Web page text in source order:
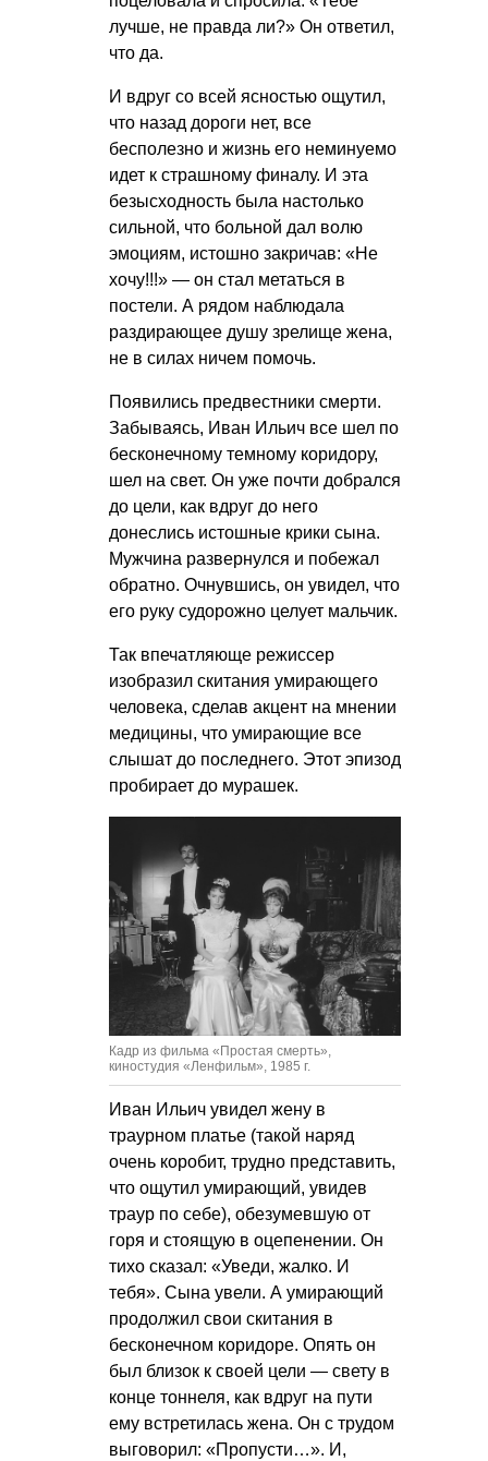
лучше, не правда ли?» Он ответил,
что да.
И вдруг со всей ясностью ощутил,
что назад дороги нет, все
бесполезно и жизнь его неминуемо
идет к страшному финалу. И эта
безысходность была настолько
сильной, что больной дал волю
эмоциям, истошно закричав: «Не
хочу!!!» — он стал метаться в
постели. А рядом наблюдала
раздирающее душу зрелище жена,
не в силах ничем помочь.
Появились предвестники смерти.
Забываясь, Иван Ильич все шел по
бесконечному темному коридору,
шел на свет. Он уже почти добрался
до цели, как вдруг до него
донеслись истошные крики сына.
Мужчина развернулся и побежал
обратно. Очнувшись, он увидел, что
его руку судорожно целует мальчик.
Так впечатляюще режиссер
изобразил скитания умирающего
человека, сделав акцент на мнении
медицины, что умирающие все
слышат до последнего. Этот эпизод
пробирает до мурашек.
Кадр из фильма «Простая смерть»,
киностудия «Ленфильм», 1985 г.
Иван Ильич увидел жену в
траурном платье (такой наряд
очень коробит, трудно представить,
что ощутил умирающий, увидев
траур по себе), обезумевшую от
горя и стоящую в оцепенении. Он
тихо сказал: «Уведи, жалко. И
тебя». Сына увели. А умирающий
продолжил свои скитания в
бесконечном коридоре. Опять он
был близок к своей цели — свету в
конце тоннеля, как вдруг на пути
ему встретилась жена. Он с трудом
выговорил: «Пропусти…». И,